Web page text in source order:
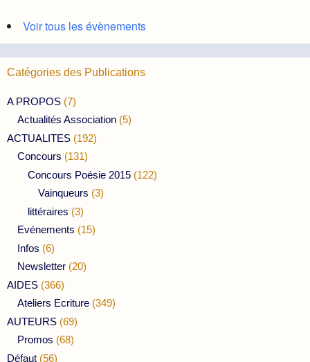
Voir tous les évènements
Catégories des Publications
A PROPOS (7)
Actualités Association (5)
ACTUALITES (192)
Concours (131)
Concours Poésie 2015 (122)
Vainqueurs (3)
littéraires (3)
Evénements (15)
Infos (6)
Newsletter (20)
AIDES (366)
Ateliers Ecriture (349)
AUTEURS (69)
Promos (68)
Défaut (56)